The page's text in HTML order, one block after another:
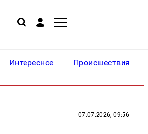
Интересное Происшествия
07.07.2026, 09:56